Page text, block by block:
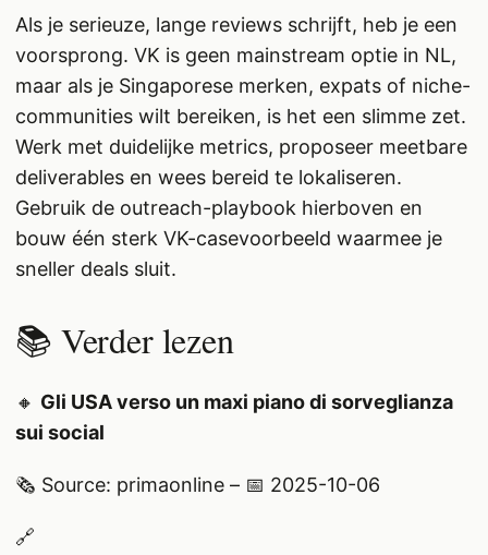
Als je serieuze, lange reviews schrijft, heb je een
voorsprong. VK is geen mainstream optie in NL,
maar als je Singaporese merken, expats of niche-
communities wilt bereiken, is het een slimme zet.
Werk met duidelijke metrics, proposeer meetbare
deliverables en wees bereid te lokaliseren.
Gebruik de outreach-playbook hierboven en
bouw één sterk VK-casevoorbeeld waarmee je
sneller deals sluit.
📚 Verder lezen
🔸 Gli USA verso un maxi piano di sorveglianza
sui social
🗞️ Source: primaonline – 📅 2025-10-06
🔗